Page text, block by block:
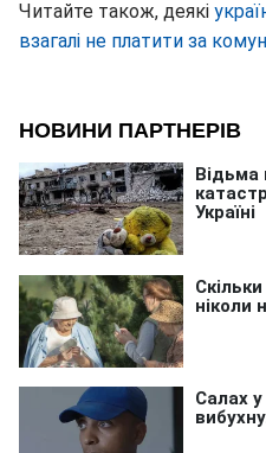
Читайте також, деякі
взагалі не платити за